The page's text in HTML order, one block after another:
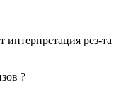
интерпретация рез-та
?